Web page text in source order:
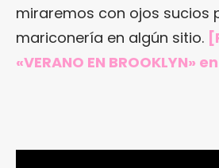
miraremos con ojos sucios
mariconería en algún sitio.
«VERANO EN BROOKLYN»